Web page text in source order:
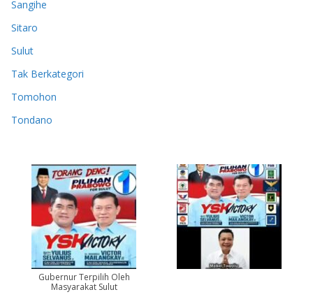
Sangihe
Sitaro
Sulut
Tak Berkategori
Tomohon
Tondano
Gubernur Terpilih Oleh
Masyarakat Sulut